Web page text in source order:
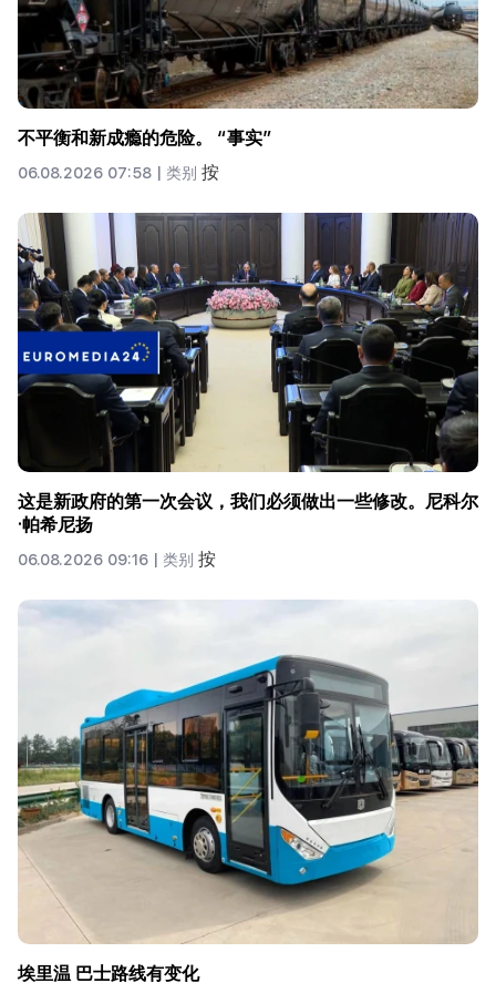
不平衡和新成瘾的危险。 “事实”
06.08.2026 07:58 | 类别 按
这是新政府的第一次会议，我们必须做出一些修改。尼科尔
·帕希尼扬
06.08.2026 09:16 | 类别 按
埃里温 巴士路线有变化